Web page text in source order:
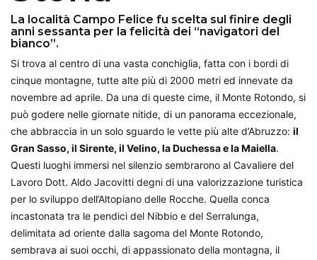
La località Campo Felice fu scelta sul finire degli
anni sessanta per la felicità dei “navigatori del
bianco”.
Si trova al centro di una vasta conchiglia, fatta con i bordi di
cinque montagne, tutte alte più di 2000 metri ed innevate da
novembre ad aprile. Da una di queste cime, il Monte Rotondo, si
può godere nelle giornate nitide, di un panorama eccezionale,
che abbraccia in un solo sguardo le vette più alte d’Abruzzo: il
Gran Sasso, il Sirente, il Velino, la Duchessa e la Maiella.
Questi luoghi immersi nel silenzio sembrarono al Cavaliere del
Lavoro Dott. Aldo Jacovitti degni di una valorizzazione turistica
per lo sviluppo dell’Altopiano delle Rocche. Quella conca
incastonata tra le pendici del Nibbio e del Serralunga,
delimitata ad oriente dalla sagoma del Monte Rotondo,
sembrava ai suoi occhi, di appassionato della montagna, il